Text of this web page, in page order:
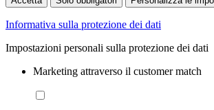
Informativa sulla protezione dei dati
Impostazioni personali sulla protezione dei dati
Marketing attraverso il customer match